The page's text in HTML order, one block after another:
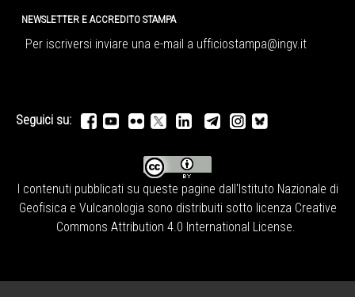
NEWSLETTER E ACCREDITO STAMPA
Per iscriversi inviare una e-mail a ufficiostampa@ingv.it
Seguici su:
I contenuti pubblicati su queste pagine dall'Istituto Nazionale di
Geofisica e Vulcanologia sono distribuiti sotto licenza Creative
Commons Attribution 4.0 International License